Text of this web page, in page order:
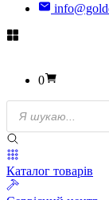
0
Пошук
товарів
Каталог товарів